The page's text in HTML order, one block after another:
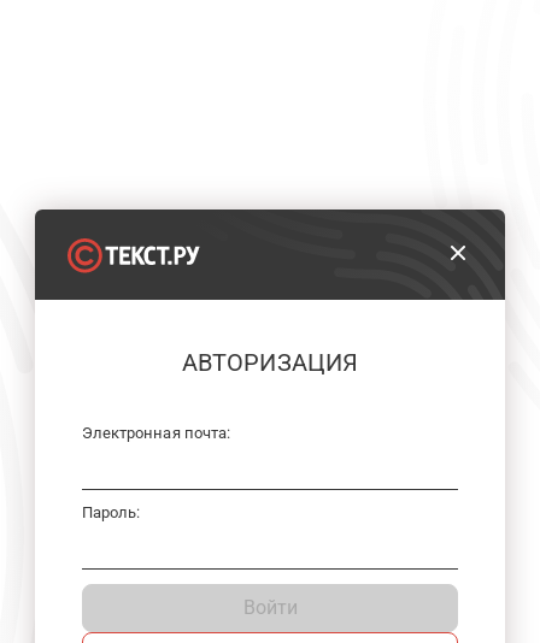
АВТОРИЗАЦИЯ
Электронная почта:
Пароль:
Войти